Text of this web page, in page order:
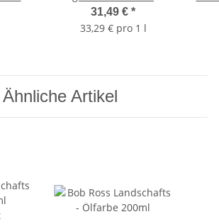
31,49 € *
33,29 € pro 1 l
Ähnliche Artikel